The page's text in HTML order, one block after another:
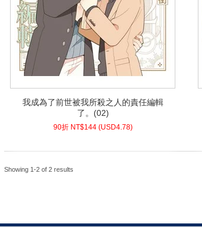
我成為了前世被我所殺之人的責任編輯
了。(02)
90折 NT$144(USD4.78)
了。(02)
90折 NT$
144 (
USD
Showing 1-2 of 2 results